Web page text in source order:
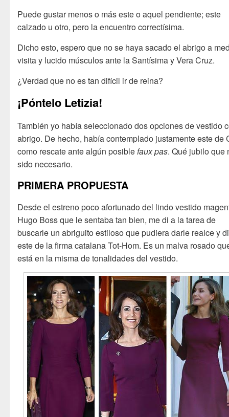
Puede gustar menos o más este o aquel pendiente; este
calzado u otro, pero la encuentro correctísima.
Dicho esto, espero que no se haya sacado el abrigo a
visita y lucido músculos ante la Santísima y Vera Cruz.
¿Verdad que no es tan difícil ir de reina?
¡Póntelo Letizia!
También yo había seleccionado dos opciones de vestido
abrigo. De hecho, había contemplado justamente este de
como rescate ante algún posiblefaux pas. Qué jubilo que
sido necesario.
PRIMERA PROPUESTA
Desde el estreno poco afortunado del lindo vestido
Hugo Boss que le sentaba tan bien, me di a la tarea de
buscarle un abriguito estiloso que pudiera darle realce y
este de la firma catalana Tot-Hom. Es un malva rosado
está en la misma de tonalidades del vestido.